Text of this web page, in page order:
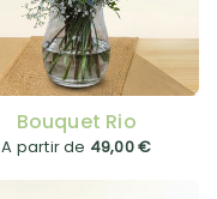
Bouquet Rio
A partir de 49,00 €